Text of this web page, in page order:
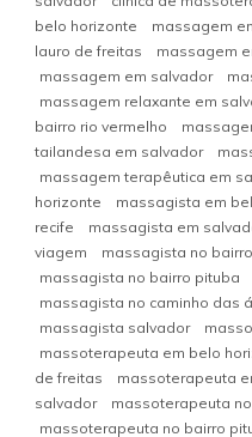
belo horizonte
massagem
lauro de freitas
massagem
massagem em salvador
massagem relaxante em
bairro rio vermelho
tailandesa em salvador
massagem terapêutica em
horizonte
massagista em
recife
massagista em
viagem
massagista no
massagista no bairro pituba
massagista no caminho das
massagista salvador
massoterapeuta em belo
de freitas
massoterapeuta
salvador
massoterapeuta
massoterapeuta no bairro